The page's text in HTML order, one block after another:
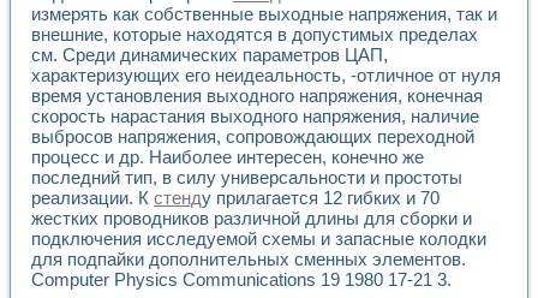
измерять как собственные выходные напряжения, так и
внешние, которые находятся в допустимых пределах
см. Среди динамических параметров ЦАП,
характеризующих его неидеальность, -отличное от нуля
время установления выходного напряжения, конечная
скорость нарастания выходного напряжения, наличие
выбросов напряжения, сопровождающих переходной
процесс и др. Наиболее интересен, конечно же
последний тип, в силу универсальности и простоты
реализации. К стенду прилагается 12 гибких и 70
жестких проводников различной длины для сборки и
подключения исследуемой схемы и запасные колодки
для подпайки дополнительных сменных элементов.
Computer Physics Communications 19 1980 17-21 3.